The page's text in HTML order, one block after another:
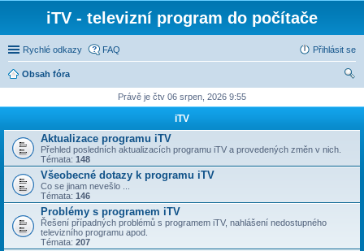
iTV - televizní program do počítače
Rychlé odkazy FAQ Přihlásit se
Obsah fóra
Právě je čtv 06 srpen, 2026 9:55
iTV
Aktualizace programu iTV
Přehled posledních aktualizacích programu iTV a provedených změn v nich.
Témata: 148
Všeobecné dotazy k programu iTV
Co se jinam nevešlo ...
Témata: 146
Problémy s programem iTV
Řešení případných problémů s programem iTV, nahlášení nedostupného
televizního programu apod.
Témata: 207